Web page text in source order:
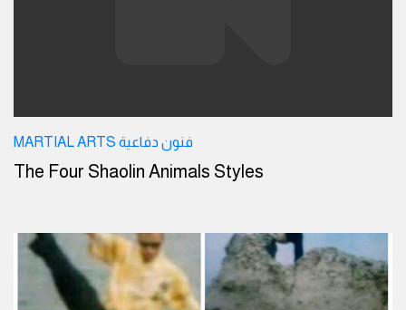
MARTIAL ARTS فنون دفاعية
The Four Shaolin Animals Styles